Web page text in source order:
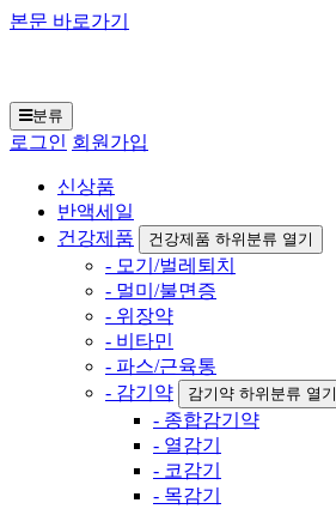
본문 바로가기
분류
로그인 회원가입
신상품
반액세일
건강제품
건강제품 하위분류 열기
- 모기/벌레퇴치
- 멀미/불면증
- 위장약
- 비타민
- 파스/근육통
- 감기약
감기약 하위분류 열기
- 종합감기약
- 열감기
- 코감기
- 목감기